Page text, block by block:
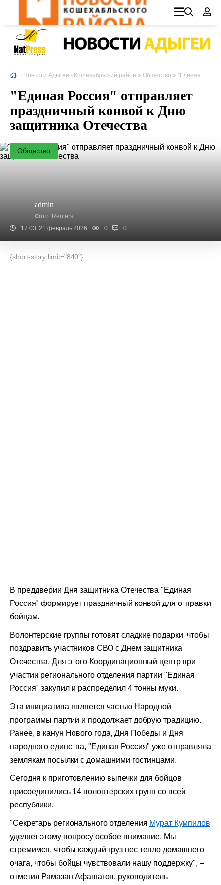
Новости Адыгеи - Кошехабльский район » Общество » "Единая Россия" отправляет праздничный конвой к Дню защитника Отечества
"Единая Россия" отправляет
праздничный конвой к Дню
защитника Отечества
Общество
admin
Фото: Reuters
17:03, 21 февраль 2026
0 0
{short-story limit="840"}
В преддверии Дня защитника Отечества "Единая
Россия" формирует праздничный конвой для отправки
бойцам.
Волонтерские группы готовят сладкие подарки, чтобы
поздравить участников СВО с Днем защитника
Отечества. Для этого Координационный центр при
участии регионального отделения партии "Единая
Россия" закупил и распределил 4 тонны муки.
Эта инициатива является частью Народной
программы партии и продолжает добрую традицию.
Ранее, в канун Нового года, Дня Победы и Дня
народного единства, "Единая Россия" уже отправляла
землякам посылки с домашними гостинцами.
Сегодня к приготовлению выпечки для бойцов
присоединились 14 волонтерских групп со всей
республики.
"Секретарь регионального отделения Мурат Кумпилов
уделяет этому вопросу особое внимание. Мы
стремимся, чтобы каждый груз нес тепло домашнего
очага, чтобы бойцы чувствовали нашу поддержку", –
отметил Рамазан Афашагов, руководитель